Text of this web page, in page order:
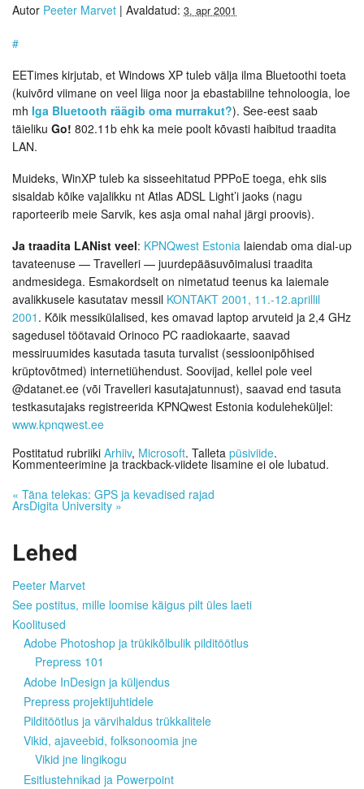
Autor Peeter Marvet | Avaldatud: 3. apr 2001
#
EETimes kirjutab, et Windows XP tuleb välja ilma Bluetoothi toeta
(kuivõrd viimane on veel liiga noor ja ebastabiilne tehnoloogia, loe
mh Iga Bluetooth räägib oma murrakut?). See-eest saab
täieliku Go! 802.11b ehk ka meie poolt kõvasti haibitud traadita
LAN.
Muideks, WinXP tuleb ka sisseehitatud PPPoE toega, ehk siis
sisaldab kõike vajalikku nt Atlas ADSL Light’i jaoks (nagu
raporteerib meie Sarvik, kes asja omal nahal järgi proovis).
Ja traadita LANist veel: KPNQwest Estonia laiendab oma dial-up
tavateenuse — Travelleri — juurdepääsuvõimalusi traadita
andmesidega. Esmakordselt on nimetatud teenus ka laiemale
avalikkusele kasutatav messil KONTAKT 2001, 11.-12.aprillil
2001 . Kõik messikülalised, kes omavad laptop arvuteid ja 2,4 GHz
sagedusel töötavaid Orinoco PC raadiokaarte, saavad
messiruumides kasutada tasuta turvalist (sessioonipõhised
krüptovõtmed) internetiühendust. Soovijad, kellel pole veel
@datanet.ee (või Travelleri kasutajatunnust), saavad end tasuta
testkasutajaks registreerida KPNQwest Estonia koduleheküljel:
www.kpnqwest.ee
Postitatud rubriiki Arhiiv, Microsoft. Talleta püsiviide.
Kommenteerimine ja trackback-viidete lisamine ei ole lubatud.
« Täna telekas: GPS ja kevadised rajad
ArsDigita University »
Lehed
Peeter Marvet
See postitus, mille loomise käigus pilt üles laeti
Koolitused
Adobe Photoshop ja trükikõlbulik pilditöötlus
Prepress 101
Adobe InDesign ja küljendus
Prepress projektijuhtidele
Pilditöötlus ja värvihaldus trükkalitele
Vikid, ajaveebid, folksonoomia jne
Vikid jne lingikogu
Esitlustehnikad ja Powerpoint